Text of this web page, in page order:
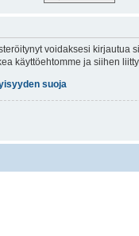
voidaksesi kirjautua
käyttöehtomme ja siihen
suoja